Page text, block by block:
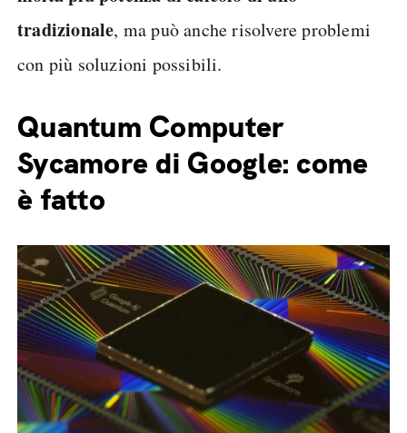
tradizionale, ma può anche risolvere problemi
con più soluzioni possibili.
Quantum Computer
Sycamore di Google: come
è fatto